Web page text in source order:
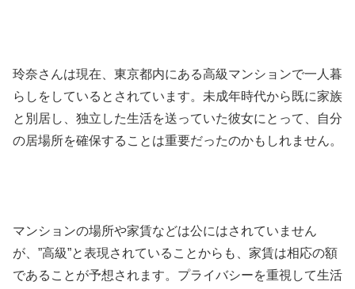
玲奈さんは現在、東京都内にある高級マンションで一人暮
らしをしているとされています。未成年時代から既に家族
と別居し、独立した生活を送っていた彼女にとって、自分
の居場所を確保することは重要だったのかもしれません。
マンションの場所や家賃などは公にはされていません
が、”高級”と表現されていることからも、家賃は相応の額
であることが予想されます。プライバシーを重視して生活